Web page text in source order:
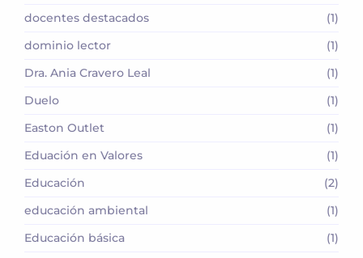
docentes destacados
(1)
dominio lector
(1)
Dra. Ania Cravero Leal
(1)
Duelo
(1)
Easton Outlet
(1)
Eduación en Valores
(1)
Educación
(2)
educación ambiental
(1)
Educación básica
(1)